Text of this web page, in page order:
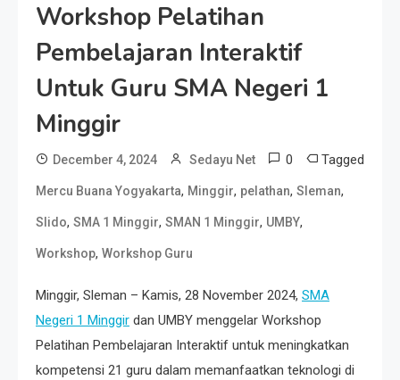
Workshop Pelatihan
Pembelajaran Interaktif
Untuk Guru SMA Negeri 1
Minggir
December 4, 2024 Sedayu Net 0 Tagged
Mercu Buana Yogyakarta, Minggir, pelathan, Sleman,
Slido, SMA 1 Minggir, SMAN 1 Minggir, UMBY,
Workshop, Workshop Guru
Minggir, Sleman – Kamis, 28 November 2024, SMA
Negeri 1 Minggir dan UMBY menggelar Workshop
Pelatihan Pembelajaran Interaktif untuk meningkatkan
kompetensi 21 guru dalam memanfaatkan teknologi di